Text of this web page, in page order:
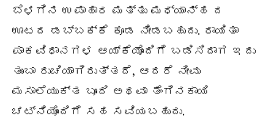
ಬೆಳಗಿನ ಉಪಾಹಾರ ಮತ್ತು ಮಧ್ಯಾನ್ಹ ದ
ಊಟದ ಡಬ್ಬಕ್ಕೆ ಕೂಡ ನೀಡಬಹುದು. ರಾಯಿತಾ
ಪಾಕವಿಧಾನಗಳ ಆಯ್ಕೆಯೊಂದಿಗೆ ಬಡಿಸಿದಾಗ ಇದು
ತುಂಬಾ ರುಚಿಯಾಗಿರುತ್ತದೆ, ಆದರೆ ನೀವು
ಮಸಾಲೆಯುಕ್ತ ಬೂಂದಿ ಅಥವಾ ತೆಂಗಿನಕಾಯಿ
ಚಟ್ನಿಯೊಂದಿಗೆ ಸಹ ಸವಿಯಬಹುದು.